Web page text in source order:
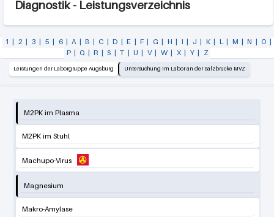
Diagnostik - Leistungsverzeichnis
1 2 3 5 6 A B C D E F G H I J K L M N O
P
Q R S T U V W X Y Z
Leistungen der Laborgruppe Augsburg Untersuchung im Labor an der Salzbrücke MVZ
M2PK im Plasma
M2PK im Stuhl
Machupo-Virus
Magnesium
Makro-Amylase